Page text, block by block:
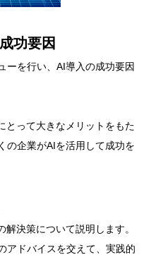
功要因
ーを行い、AI導入の成功要因
とって大きなメリットをもた
の企業がAIを活用して成功を
決策について説明します。
アドバイスを交えて、実践的